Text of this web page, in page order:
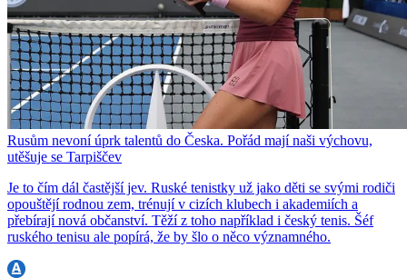
Rusům nevoní úprk talentů do Česka. Pořád mají naši výchovu,
utěšuje se Tarpiščev
Je to čím dál častější jev. Ruské tenistky už jako děti se svými rodiči
opouštějí rodnou zem, trénují v cizích klubech i akademiích a
přebírají nová občanství. Těží z toho například i český tenis. Šéf
ruského tenisu ale popírá, že by šlo o něco významného.